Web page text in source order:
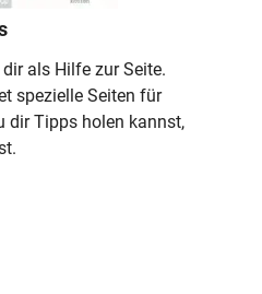
als Hilfe zur Seite.
spezielle Seiten für
dir Tipps holen kannst,